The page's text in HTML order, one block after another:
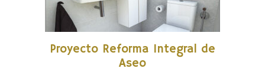
Proyecto Reforma Integral de
Aseo